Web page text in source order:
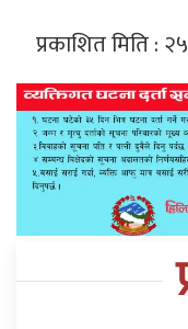
प्रकाशित मिति :